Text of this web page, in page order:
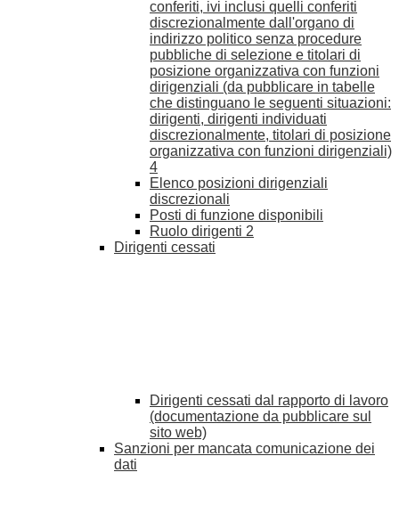
conferiti, ivi inclusi quelli conferiti
discrezionalmente dall'organo di
indirizzo politico senza procedure
pubbliche di selezione e titolari di
posizione organizzativa con funzioni
dirigenziali (da pubblicare in tabelle
che distinguano le seguenti situazioni:
dirigenti, dirigenti individuati
discrezionalmente, titolari di posizione
organizzativa con funzioni dirigenziali)
4
Elenco posizioni dirigenziali
discrezionali
Posti di funzione disponibili
Ruolo dirigenti 2
Dirigenti cessati
Dirigenti cessati dal rapporto di lavoro
(documentazione da pubblicare sul
sito web)
Sanzioni per mancata comunicazione dei
dati